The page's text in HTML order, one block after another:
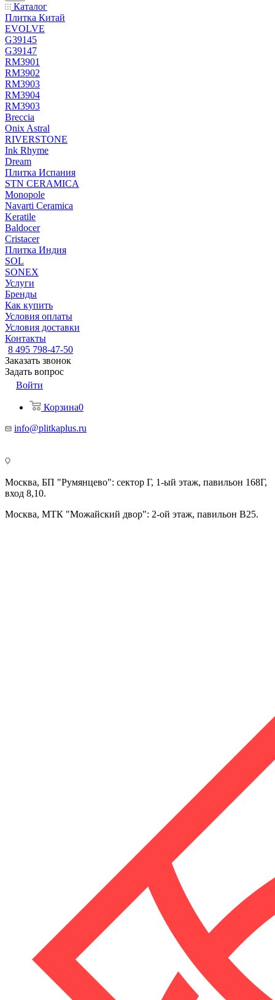
Каталог
Плитка Китай
EVOLVE
G39145
G39147
RM3901
RM3902
RM3903
RM3904
RM3903
Breccia
Onix Astral
RIVERSTONE
Ink Rhyme
Dream
Плитка Испания
STN CERAMICA
Monopole
Navarti Ceramica
Keratile
Baldocer
Cristacer
Плитка Индия
SOL
SONEX
Услуги
Бренды
Как купить
Условия оплаты
Условия доставки
Контакты
8 495 798-47-50
Заказать звонок
Задать вопрос
Войти
Корзина0
info@plitkaplus.ru
Москва, БП "Румянцево": сектор Г, 1-ый этаж, павильон 168Г,
вход 8,10.
Москва, МТК "Можайский двор": 2-ой этаж, павильон В25.